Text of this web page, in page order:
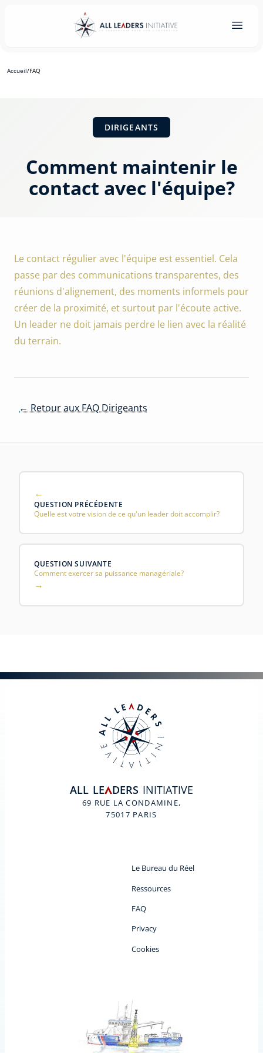
Accueil/FAQ
DIRIGEANTS
Comment maintenir le
contact avec l'équipe?
Le contact régulier avec l'équipe est essentiel. Cela
passe par des communications transparentes, des
réunions d'alignement, des moments informels pour
créer de la proximité, et surtout par l'écoute active.
Un leader ne doit jamais perdre le lien avec la réalité
du terrain.
← Retour aux FAQ Dirigeants
QUESTION PRÉCÉDENTE
Quelle est votre vision de ce qu'un leader doit accomplir?
QUESTION SUIVANTE
Comment exercer sa puissance managériale?
ALL LEADERS INITIATIVE
69 RUE LA CONDAMINE,
75017 PARIS
Le Bureau du Réel
Ressources
FAQ
Privacy
Cookies